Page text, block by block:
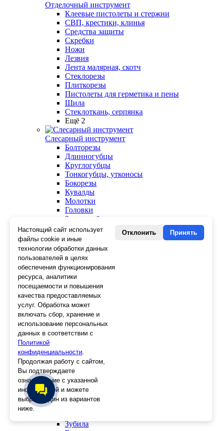
Отделочный инструмент
Клеевые пистолеты и стержни
СВП, крестики, клинья
Средства защиты
Скребки
Ножи
Лезвия
Лента малярная, скотч
Стеклорезы
Плиткорезы
Пистолеты для герметика и пены
Шила
Стеклоткань, серпянка
Ещё 2
Слесарный инструмент
Болторезы
Длинногубцы
Круглогубцы
Тонкогубцы, утконосы
Бокорезы
Кувалды
Молотки
Головки
Зенкера, бородки, кернеры
Керны
Патроны, переходники
Ножницы электрика
Стопорные кольца
Съемники стопорных колец
Пинцеты
Магниты
Клещи для изоляции
Кабелерезы
Гайкорезы
Зажимы ручные
Подшипники
Тиски
Плоскогубцы
Отвертки
Ножницы по металлу
Напильники, рашпили
Наборы инструментов
Кусачки
Зубила
Настоящий сайт использует
файлы cookie и иные
технологии обработки данных
пользователей в целях
обеспечения функционирования
ресурса, аналитики
посещаемости и повышения
качества предоставляемых
услуг. Обработка может
включать сбор, хранение и
использование персональных
данных в соответствии с
Политикой
конфиденциальности.
Продолжая работу с сайтом,
Вы подтверждаете
ознакомление с указанной
информацией и можете
выбрать один из вариантов
ниже.
Отклонить Принять